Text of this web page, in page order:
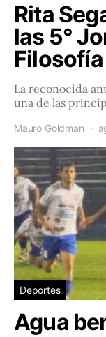
Rita
las 5°
La reconocida
una de las
Mauro Goldman
Deportes
Agua